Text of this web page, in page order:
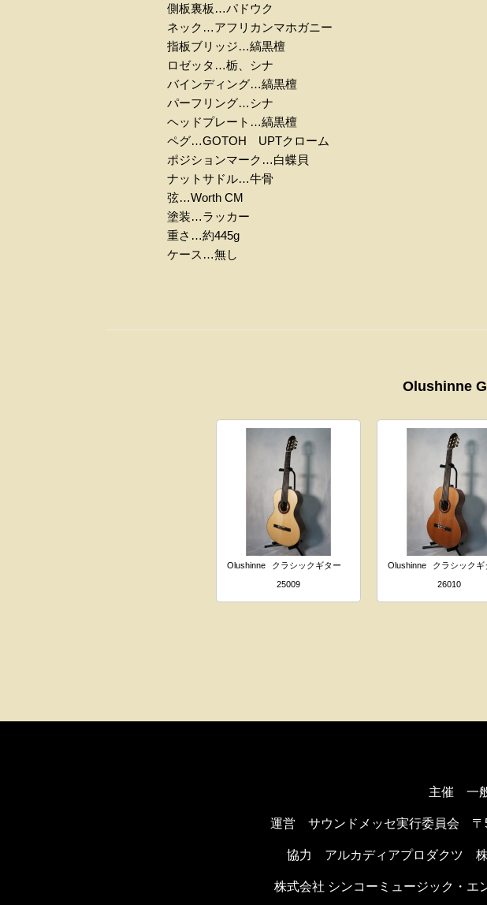
側板裏板…パドウク
ネック…アフリカンマホガニー
指板ブリッジ…縞黒檀
ロゼッタ…栃、シナ
バインディング…縞黒檀
パーフリング…シナ
ヘッドプレート…縞黒檀
ペグ…GOTOH UPTクローム
ポジションマーク…白蝶貝
ナットサドル…牛骨
弦…Worth CM
塗装…ラッカー
重さ…約445g
ケース…無し
Olushinne
Olushinne
クラシックギター
25009
Olushinne
クラシック
26010
主催 一
運営 サウンドメッセ実行委員会
協力 アルカディアプロダクツ
株式会社 シンコーミュージック・